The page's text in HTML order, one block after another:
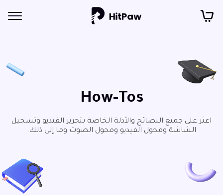
How-Tos
اعثر على جميع النصائح والأدلة الخاصة بتحرير الفيديو وتسجيل
الشاشة ومحول الفيديو ومحول الصوت وما إلى ذلك.